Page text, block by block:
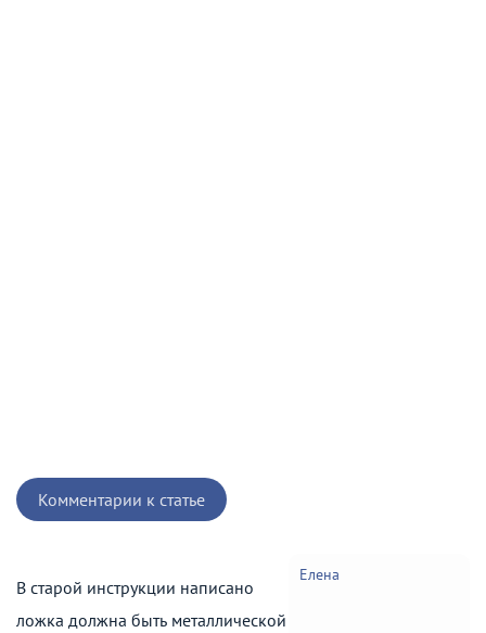
Комментарии к статье
Елена
В старой инструкции написано
ложка должна быть металлической